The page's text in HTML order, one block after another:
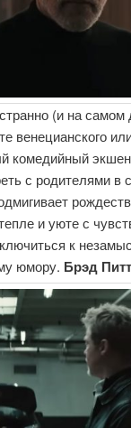
(и на
венецианского
комедийный
с родителями в
и уюте с
к
юмору. Брэд Питт